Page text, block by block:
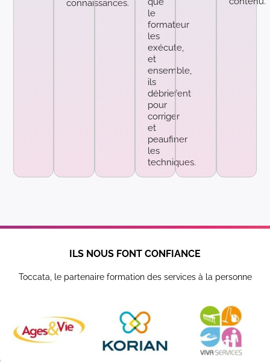
connaissances.
le
formateur
les
exécute,
et
ensemble,
ils
débriefent
pour
corriger
et
peaufiner
les
techniques.
ILS NOUS FONT CONFIANCE
Toccata, le partenaire formation des services à la personne